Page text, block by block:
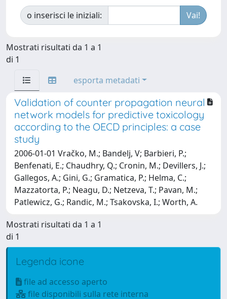
o inserisci le iniziali:
Mostrati risultati da 1 a 1
di 1
esporta metadati
Validation of counter propagation neural
network models for predictive toxicology
according to the OECD principles: a case
study
2006-01-01 Vračko, M.; Bandelj, V; Barbieri, P.;
Benfenati, E.; Chaudhry, Q.; Cronin, M.; Devillers, J.;
Gallegos, A.; Gini, G.; Gramatica, P.; Helma, C.;
Mazzatorta, P.; Neagu, D.; Netzeva, T.; Pavan, M.;
Patlewicz, G.; Randic, M.; Tsakovska, I.; Worth, A.
Mostrati risultati da 1 a 1
di 1
Legenda icone
file ad accesso aperto
file disponibili sulla rete interna